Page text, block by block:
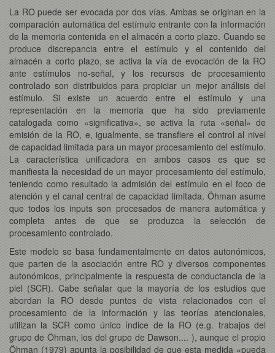
La RO puede ser evocada por dos vías. Ambas se originan en la
comparación automática del estímulo entrante con la información
de la memoria contenida en el almacén a corto plazo. Cuando se
produce discrepancia entre el estímulo y el contenido del
almacén a corto plazo, se activa la vía de evocación de la RO
ante estímulos no-señal, y los recursos de procesamiento
controlado son distribuidos para propiciar un mejor análisis del
estímulo. Si existe un acuerdo entre el estímulo y una
representación en la memoria que ha sido previamente
catalogada como «significativa», se activa la ruta «señal» de
emisión de la RO, e, igualmente, se transfiere el control al nivel
de capacidad limitada para un mayor procesamiento del estímulo.
La característica unificadora en ambos casos es que se
manifiesta la necesidad de un mayor procesamiento del estímulo,
teniendo como resultado la admisión del estímulo en el foco de
atención y el canal central de capacidad limitada. Öhman asume
que todos los inputs son procesados de manera automática y
completa antes de que se produzca la selección de
procesamiento controlado.
Este modelo se basa fundamentalmente en datos autonómicos,
que parten de la asociación entre RO y diversos componentes
autonómicos, principalmente la respuesta de conductancia de la
piel (SCR). Cabe señalar que la mayoría de los estudios que
abordan la RO desde puntos de vista relacionados con el
procesamiento de la información y las teorías atencionales,
utilizan la SCR como único índice de la RO (e.g. trabajos del
grupo de Öhman, los del grupo de Dawson.... ), aunque el propio
Öhman (1979) apunta la posibilidad de que esta medida «pueda